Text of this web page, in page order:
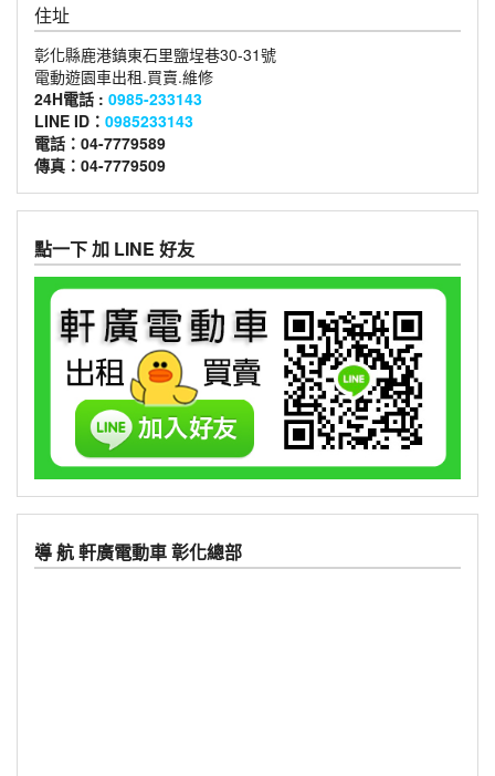
住址
彰化縣鹿港鎮東石里鹽埕巷30-31號
電動遊園車出租.買賣.維修
24H電話 : 0985-233143
LINE ID： 0985233143
電話：04-7779589
傳真：04-7779509
點一下 加 LINE 好友
導 航 軒廣電動車 彰化總部